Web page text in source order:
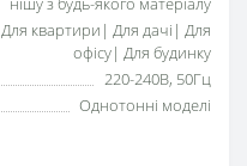
Для квартири| Для дачі| Для
офісу| Для будинку
220-240В, 50Гц
Однотонні моделі